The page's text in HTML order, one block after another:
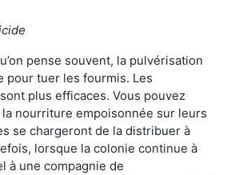
pense souvent, la pulvérisation
pour tuer les fourmis. Les
plus efficaces. Vous pouvez
nourriture empoisonnée sur leurs
se chargeront de la distribuer à
lorsque la colonie continue à
à une compagnie de